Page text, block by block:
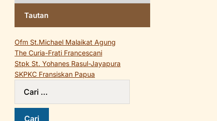
Tautan
Ofm St.Michael Malaikat Agung
The Curia-Frati Francescani
Stpk St. Yohanes Rasul-Jayapura
SKPKC Fransiskan Papua